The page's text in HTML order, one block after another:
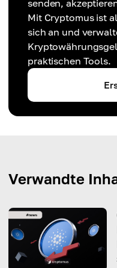
senden,
Mit Cryptomus ist
sich an und
praktischen Tools.
Verwandte